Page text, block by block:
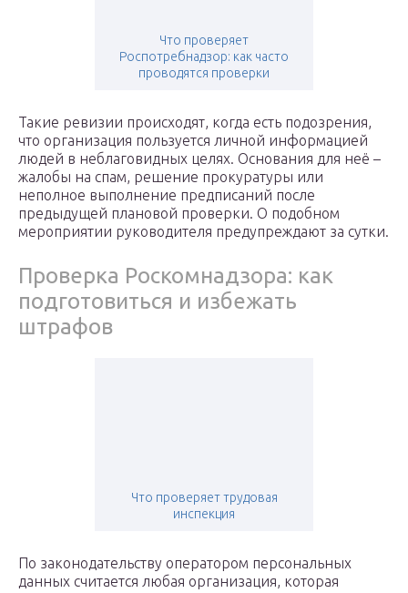
Что проверяет
Роспотребнадзор: как часто
проводятся проверки
Такие ревизии происходят, когда есть подозрения,
что организация пользуется личной информацией
людей в неблаговидных целях. Основания для неё –
жалобы на спам, решение прокуратуры или
неполное выполнение предписаний после
предыдущей плановой проверки. О подобном
мероприятии руководителя предупреждают за сутки.
Проверка Роскомнадзора: как
подготовиться и избежать
штрафов
Что проверяет трудовая
инспекция
По законодательству оператором персональных
данных считается любая организация, которая